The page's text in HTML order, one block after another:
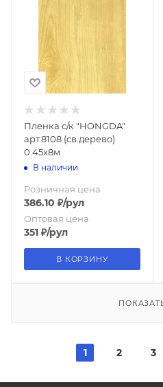
Пленка с/к "HONGDA"
арт.8108 (св.дерево)
0.45х8м
В наличии
Розничная цена
386.10 ₽/рул
Оптовая цена
351 ₽/рул
В КОРЗИНУ
1 2 3